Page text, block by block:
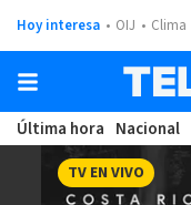
Hoy interesa OIJ Clima
Última hora Nacional
TV EN VIVO